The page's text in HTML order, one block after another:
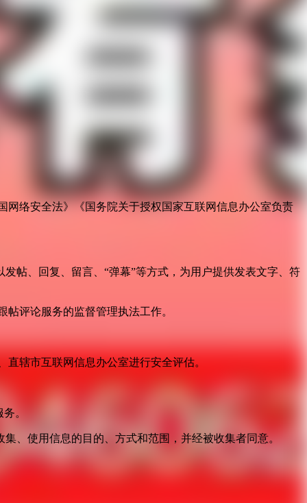
络安全法》《国务院关于授权国家互联网信息办公室负责
帖、回复、留言、“弹幕”等方式，为用户提供发表文字、符
评论服务的监督管理执法工作。
辖市互联网信息办公室进行安全评估。
。
、使用信息的目的、方式和范围，并经被收集者同意。